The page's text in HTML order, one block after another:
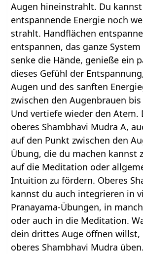
Augen hineinstrahlt. Du
entspannende Energie noch
strahlt. Handflächen
entspannen, das ganze
senke die Hände, genieße ein
dieses Gefühl der
Augen und des sanften
zwischen den Augenbrauen
Und vertiefe wieder den Atem.
oberes Shambhavi Mudra A,
auf den Punkt zwischen den
Übung, die du machen kannst
auf die Meditation oder
Intuition zu fördern. Oberes
kannst du auch integrieren in
Pranayama-Übungen, in
oder auch in die Meditation.
dein drittes Auge öffnen willst,
oberes Shambhavi Mudra